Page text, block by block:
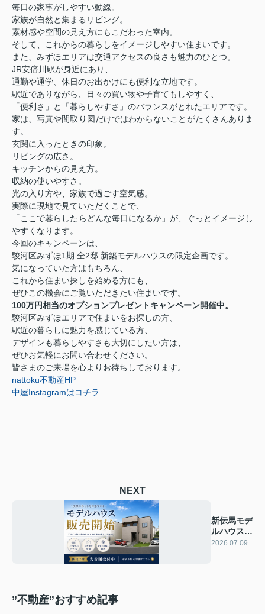
毎日の家事がしやすい動線。
家族が自然と集まるリビング。
素材感や空間の見え方にもこだわった室内。
そして、これからの暮らしをイメージしやすい住まいです。
また、みずほエリアは交通アクセスの良さも魅力のひとつ。
JR安倍川駅が身近にあり、
通勤や通学、休日のお出かけにも便利な立地です。
駅近でありながら、日々の買い物や子育てもしやすく、
「便利さ」と「暮らしやすさ」のバランスがとれたエリアです。
家は、写真や間取り図だけではわからないことがたくさんありま
す。
玄関に入ったときの印象。
リビングの広さ。
キッチンからの見え方。
収納の使いやすさ。
光の入り方や、家族で過ごす空気感。
実際に現地で見ていただくことで、
「ここで暮らしたらどんな毎日になるか」が、ぐっとイメージし
やすくなります。
今回のキャンペーンは、
駿河区みずほ1期 全2邸 新築モデルハウスの限定企画です。
気になっていた方はもちろん、
これから住まい探しを始める方にも、
ぜひこの機会にご覧いただきたい住まいです。
100万円相当のオプションプレゼントキャンペーン開催中。
駿河区みずほエリアで住まいをお探しの方、
駅近の暮らしに魅力を感じている方、
デザインも暮らしやすさも大切にしたい方は、
ぜひお気軽にお問い合わせください。
皆さまのご来場を心よりお待ちしております。
nattoku不動産HP
中屋Instagramはコチラ
NEXT
新伝馬モデ
ルハウス内
覧開始！！
2026.07.09
”不動産”おすすめ記事